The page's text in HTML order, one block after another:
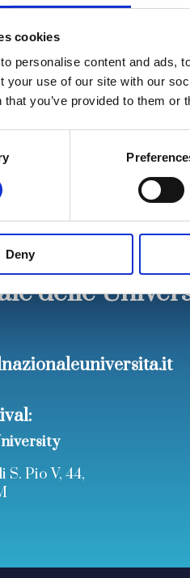
cookies
personalise content and ads,
your use of our site with our
that you’ve provided to them
Deny
Ha tradotto vari testi di
della civilizzazione
progetto ERC-Synergy
delle
S. Pio V, 44,